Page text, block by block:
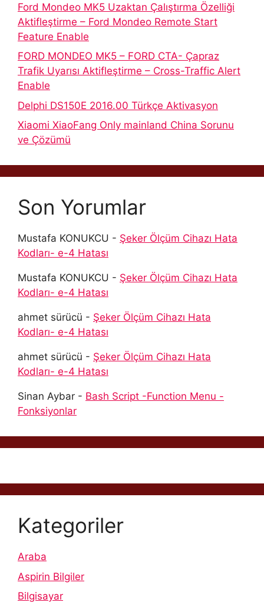
Ford Mondeo MK5 Uzaktan Çalıştırma Özelliği
Aktifleştirme – Ford Mondeo Remote Start
Feature Enable
FORD MONDEO MK5 – FORD CTA- Çapraz
Trafik Uyarısı Aktifleştirme – Cross-Traffic Alert
Enable
Delphi DS150E 2016.00 Türkçe Aktivasyon
Xiaomi XiaoFang Only mainland China Sorunu
ve Çözümü
Son Yorumlar
Mustafa KONUKCU - Şeker Ölçüm Cihazı Hata
Kodları- e-4 Hatası
Mustafa KONUKCU - Şeker Ölçüm Cihazı Hata
Kodları- e-4 Hatası
ahmet sürücü - Şeker Ölçüm Cihazı Hata
Kodları- e-4 Hatası
ahmet sürücü - Şeker Ölçüm Cihazı Hata
Kodları- e-4 Hatası
Sinan Aybar - Bash Script -Function Menu -
Fonksiyonlar
Kategoriler
Araba
Aspirin Bilgiler
Bilgisayar